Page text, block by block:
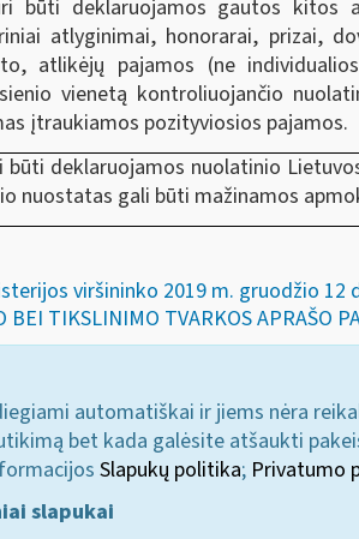
būti deklaruojamos gautos kitos
atlyginimai, honorarai, prizai,
atlikėjų pajamos (ne
vienetą kontroliuojančio
įtraukiamos pozityviosios pajamos.
būti deklaruojamos nuolatinio
nuostatas gali būti mažinamos
viršininko 2019 m. gruodžio 12
TIKSLINIMO TVARKOS APRAŠO
automatiškai ir jiems nėra
bet kada galėsite atšaukti
Slapukų politika; Privatumo
slapukai